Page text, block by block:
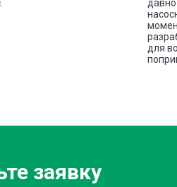
для
заявку